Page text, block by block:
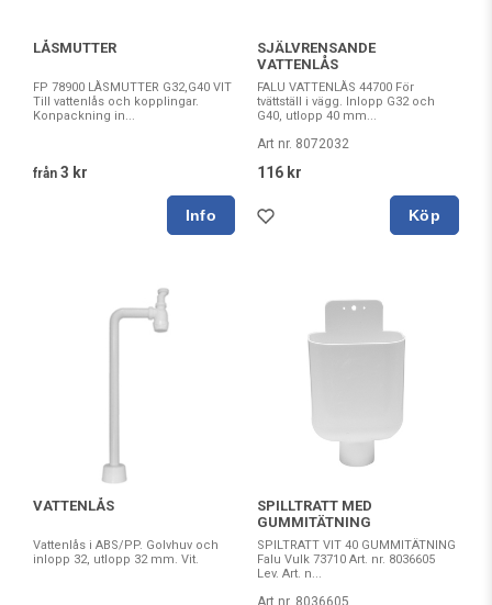
LÅSMUTTER
FP 78900 LÅSMUTTER G32,G40 VIT
Till vattenlås och kopplingar.
Konpackning in...
från 3 kr
SJÄLVRENSANDE
VATTENLÅS
FALU VATTENLÅS 44700 För
tvättställ i vägg. Inlopp G32 och
G40, utlopp 40 mm...
Art nr. 8072032
116 kr
Köp
VATTENLÅS
Vattenlås i ABS/PP. Golvhuv och
inlopp 32, utlopp 32 mm. Vit.
SPILLTRATT MED
GUMMITÄTNING
SPILTRATT VIT 40 GUMMITÄTNING
Falu Vulk 73710 Art. nr. 8036605
Lev. Art. n...
Art nr. 8036605